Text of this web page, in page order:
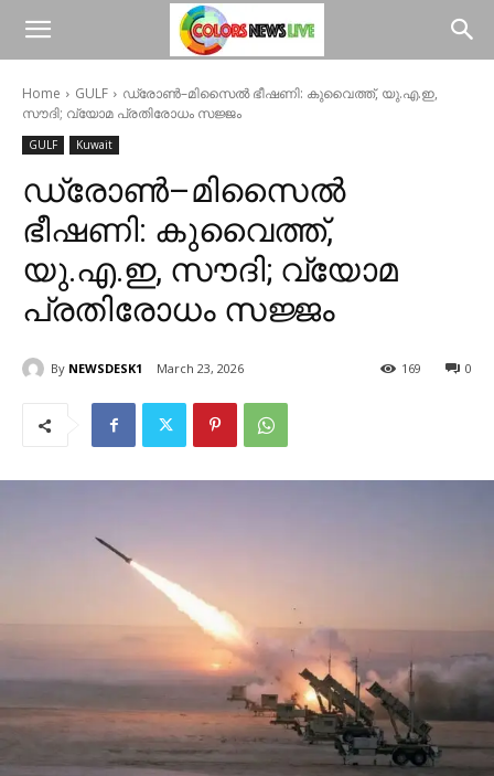
Home GULF
ഡ്രോൺ–മിസൈൽ ഭീഷണി: കുവൈത്ത്, യു.എ.ഇ,
സൗദി; വ്യോമ പ്രതിരോധം സജ്ജം
GULF Kuwait
ഡ്രോൺ–മിസൈൽ
ഭീഷണി: കുവൈത്ത്,
യു.എ.ഇ, സൗദി; വ്യോമ
പ്രതിരോധം സജ്ജം
By NEWSDESK1 March 23, 2026 0
169